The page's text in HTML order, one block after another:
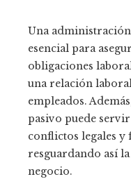
Una
esencial para
obligaciones
una relación
empleados.
pasivo puede
conflictos legales y
resguardando así
negocio.